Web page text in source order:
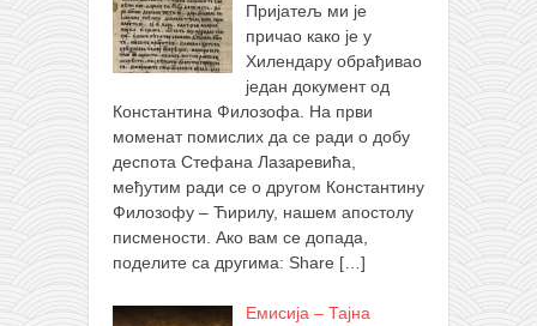
Пријатељ ми је
причао како је у
Хилендару обрађивао
један документ од
Константина Филозофа. На први
моменат помислих да се ради о добу
деспота Стефана Лазаревића,
међутим ради се о другом Константину
Филозофу – Ћирилу, нашем апостолу
писмености. Ако вам се допада,
поделите са другима: Share […]
Емисија – Тајна